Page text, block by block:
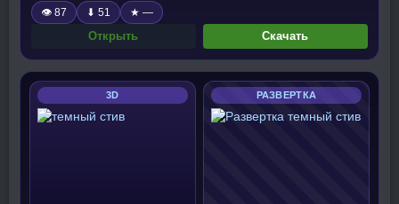
👁 87 ⬇ 51 ★ —
Открыть Скачать
3D РАЗВЕРТКА